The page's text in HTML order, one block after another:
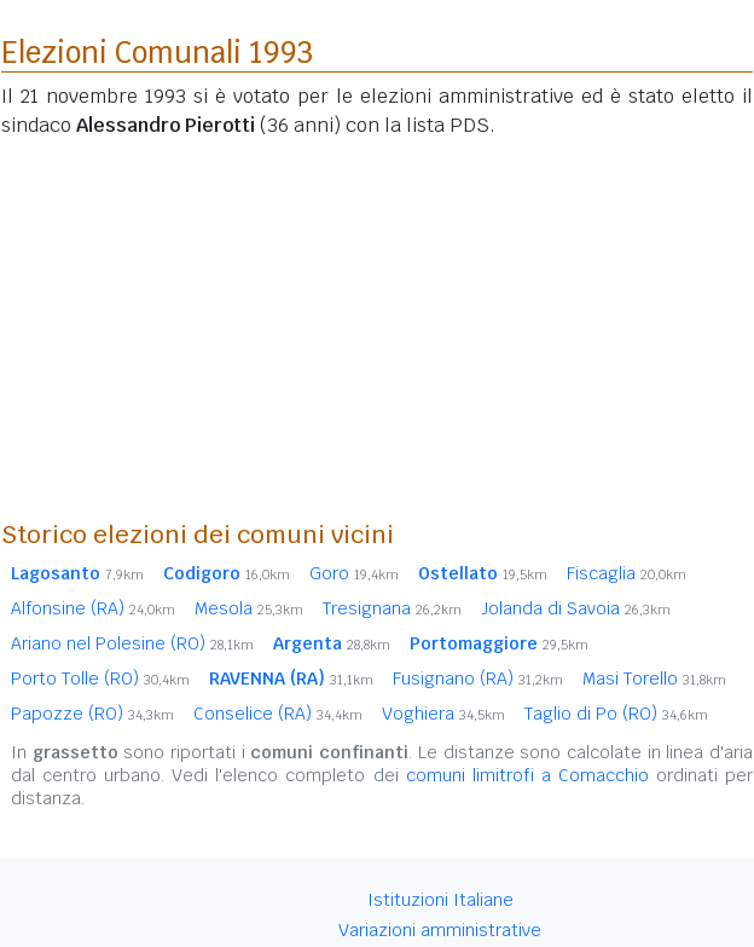
Elezioni Comunali 1993
Il 21 novembre 1993 si è votato per le elezioni amministrative ed è stato eletto il
sindaco Alessandro Pierotti (36 anni) con la lista PDS.
Storico elezioni dei comuni vicini
Lagosanto 7,9km Codigoro 16,0km Goro 19,4km Ostellato 19,5km Fiscaglia 20,0km
Alfonsine (RA) 24,0km Mesola 25,3km Tresignana 26,2km Jolanda di Savoia 26,3km
Ariano nel Polesine (RO) 28,1km Argenta 28,8km Portomaggiore 29,5km
Porto Tolle (RO) 30,4km RAVENNA (RA) 31,1km Fusignano (RA) 31,2km Masi Torello 31,8km
Papozze (RO) 34,3km Conselice (RA) 34,4km Voghiera 34,5km Taglio di Po (RO) 34,6km
In grassetto sono riportati i comuni confinanti. Le distanze sono calcolate in linea d'aria
dal centro urbano. Vedi l'elenco completo dei comuni limitrofi a Comacchio ordinati per
distanza.
Istituzioni Italiane
Variazioni amministrative